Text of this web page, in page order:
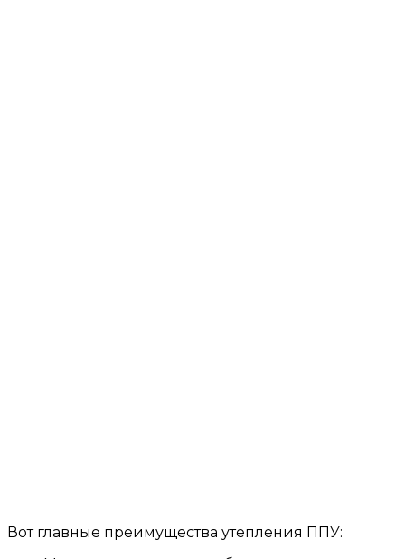
Вот главные преимущества утепления ППУ: